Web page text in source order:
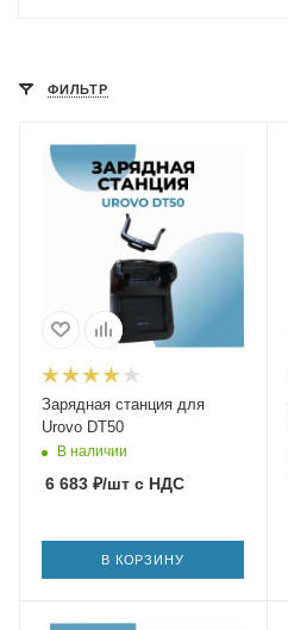
ФИЛЬТР
Зарядная станция для
Urovo DT50
В наличии
6 683 ₽/шт с НДС
В КОРЗИНУ